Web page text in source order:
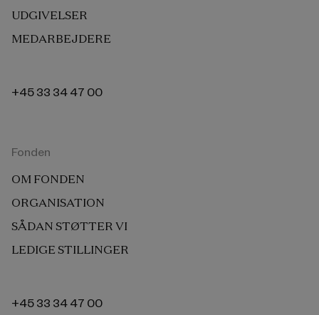
UDGIVELSER
MEDARBEJDERE
+45 33 34 47 00
Fonden
OM FONDEN
ORGANISATION
SÅDAN STØTTER VI
LEDIGE STILLINGER
+45 33 34 47 00